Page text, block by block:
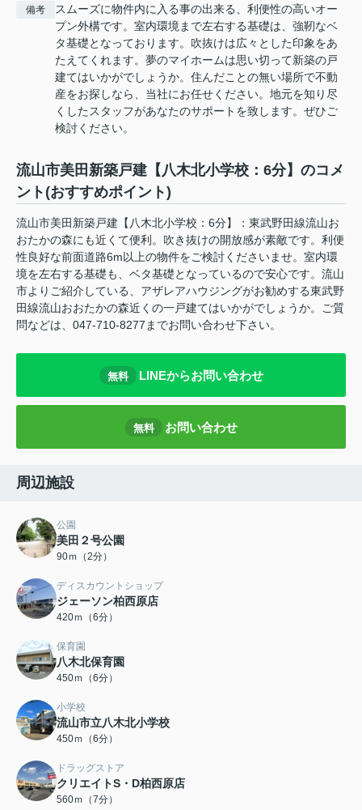
備考
スムーズに物件内に入る事の出来る、利便性の高いオー
プン外構です。室内環境まで左右する基礎は、強靭なベ
タ基礎となっております。吹抜けは広々とした印象をあ
たえてくれます。夢のマイホームは思い切って新築の戸
建てはいかがでしょうか。住んだことの無い場所で不動
産をお探しなら、当社にお任せください。地元を知り尽
くしたスタッフがあなたのサポートを致します。ぜひご
検討ください。
流山市美田新築戸建【八木北小学校：6分】のコメ
ント(おすすめポイント)
流山市美田新築戸建【八木北小学校：6分】：東武野田線流山お
おたかの森にも近くて便利。吹き抜けの開放感が素敵です。利便
性良好な前面道路6m以上の物件をご検討くださいませ。室内環
境を左右する基礎も、ベタ基礎となっているので安心です。流山
市よりご紹介している、アザレアハウジングがお勧めする東武野
田線流山おおたかの森近くの一戸建てはいかがでしょうか。ご質
問などは、047-710-8277までお問い合わせ下さい。
無料 LINEからお問い合わせ
無料 お問い合わせ
周辺施設
公園
美田２号公園
90ｍ（2分）
ディスカウントショップ
ジェーソン柏西原店
420ｍ（6分）
保育園
八木北保育園
450ｍ（6分）
小学校
流山市立八木北小学校
450ｍ（6分）
ドラッグストア
クリエイトS・D柏西原店
560ｍ（7分）